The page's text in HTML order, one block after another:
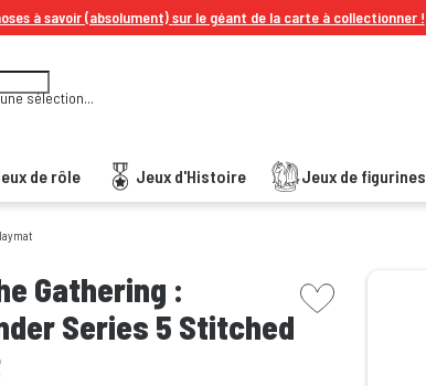
à savoir (absolument) sur le géant de la carte à collectionner !
sélection...
de rôle Jeux d'Histoire Jeux de figurines
Gathering :
Series 5 Stitched
picto wishlist